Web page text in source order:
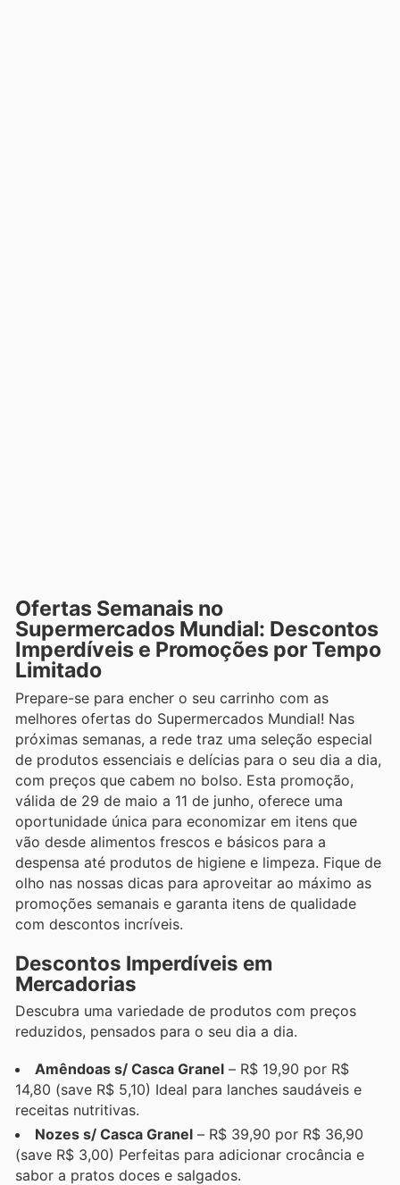
Ofertas Semanais no
Supermercados Mundial: Descontos
Imperdíveis e Promoções por Tempo
Limitado
Prepare-se para encher o seu carrinho com as
melhores ofertas do Supermercados Mundial! Nas
próximas semanas, a rede traz uma seleção especial
de produtos essenciais e delícias para o seu dia a dia,
com preços que cabem no bolso. Esta promoção,
válida de 29 de maio a 11 de junho, oferece uma
oportunidade única para economizar em itens que
vão desde alimentos frescos e básicos para a
despensa até produtos de higiene e limpeza. Fique de
olho nas nossas dicas para aproveitar ao máximo as
promoções semanais e garanta itens de qualidade
com descontos incríveis.
Descontos Imperdíveis em
Mercadorias
Descubra uma variedade de produtos com preços
reduzidos, pensados para o seu dia a dia.
Amêndoas s/ Casca Granel – R$ 19,90 por R$
14,80 (save R$ 5,10) Ideal para lanches saudáveis e
receitas nutritivas.
Nozes s/ Casca Granel – R$ 39,90 por R$ 36,90
(save R$ 3,00) Perfeitas para adicionar crocância e
sabor a pratos doces e salgados.